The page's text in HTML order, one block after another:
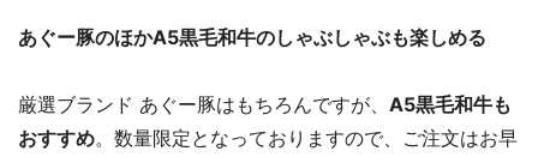
あぐー豚のほかA5黒毛和牛のしゃぶしゃぶも楽しめる
厳選ブランド あぐー豚はもちろんですが、 A5黒毛和牛も
おすすめ。数量限定となっておりますので、ご注文はお早